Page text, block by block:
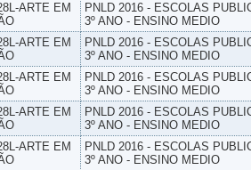
ARTE EM
PNLD 2016 - ESCOLAS
3º ANO - ENSINO MEDIO
ARTE EM
PNLD 2016 - ESCOLAS
3º ANO - ENSINO MEDIO
ARTE EM
PNLD 2016 - ESCOLAS
3º ANO - ENSINO MEDIO
ARTE EM
PNLD 2016 - ESCOLAS
3º ANO - ENSINO MEDIO
ARTE EM
PNLD 2016 - ESCOLAS
3º ANO - ENSINO MEDIO